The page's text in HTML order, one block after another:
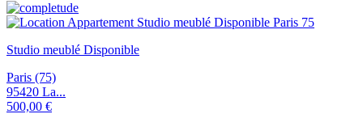
Studio meublé Disponible
Paris (75)
95420 La...
500,00 €